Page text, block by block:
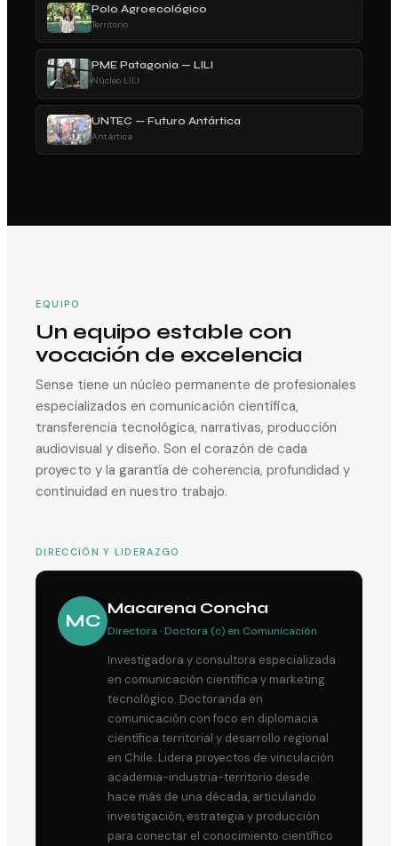
Polo Agroecológico
Territorio
PME Patagonia — LILI
Núcleo LILI
UNTEC — Futuro Antártica
Antártica
EQUIPO
Un equipo estable con
vocación de excelencia
Sense tiene un núcleo permanente de profesionales
especializados en comunicación científica,
transferencia tecnológica, narrativas, producción
audiovisual y diseño. Son el corazón de cada
proyecto y la garantía de coherencia, profundidad y
continuidad en nuestro trabajo.
DIRECCIÓN Y LIDERAZGO
MC
Macarena Concha
Directora · Doctora (c) en Comunicación
Investigadora y consultora especializada
en comunicación científica y marketing
tecnológico. Doctoranda en
comunicación con foco en diplomacia
científica territorial y desarrollo regional
en Chile. Lidera proyectos de vinculación
academia-industria-territorio desde
hace más de una década, articulando
investigación, estrategia y producción
para conectar el conocimiento científico